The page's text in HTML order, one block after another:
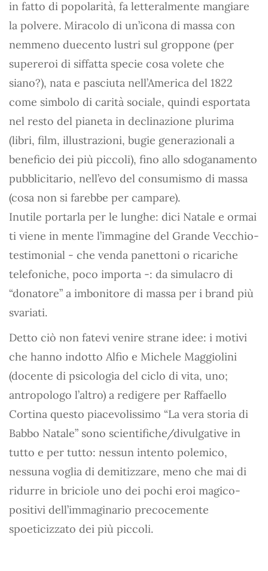
in fatto di popolarità, fa letteralmente mangiare
la polvere. Miracolo di un’icona di massa con
nemmeno duecento lustri sul groppone (per
supereroi di siffatta specie cosa volete che
siano?), nata e pasciuta nell’America del 1822
come simbolo di carità sociale, quindi esportata
nel resto del pianeta in declinazione plurima
(libri, film, illustrazioni, bugie generazionali a
beneficio dei più piccoli), fino allo sdoganamento
pubblicitario, nell’evo del consumismo di massa
(cosa non si farebbe per campare).
Inutile portarla per le lunghe: dici Natale e ormai
ti viene in mente l’immagine del Grande Vecchio-
testimonial - che venda panettoni o ricariche
telefoniche, poco importa -: da simulacro di
“donatore” a imbonitore di massa per i brand più
svariati.
Detto ciò non fatevi venire strane idee: i motivi
che hanno indotto Alfio e Michele Maggiolini
(docente di psicologia del ciclo di vita, uno;
antropologo l’altro) a redigere per Raffaello
Cortina questo piacevolissimo “La vera storia di
Babbo Natale” sono scientifiche/divulgative in
tutto e per tutto: nessun intento polemico,
nessuna voglia di demitizzare, meno che mai di
ridurre in briciole uno dei pochi eroi magico-
positivi dell’immaginario precocemente
spoeticizzato dei più piccoli.